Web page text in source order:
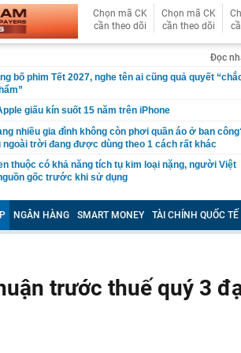
Chọn mã CK
cần theo dõi
Chọn mã CK
cần theo dõi
Đọc
bố phim Tết 2027, nghe tên ai cũng quả quyết
giấu kín suốt 15 năm trên iPhone
nhiều gia đình không còn phơi quần áo ở ban
ngoài trời đang được dùng theo 1 cách rất khác
thuộc có khả năng tích tụ kim loại nặng, người Việt
gốc trước khi sử dụng
Lịch đi học trở lại của học sinh 34 tỉnh, thành phố
hầu như món nào cũng có hành lá?
Crimea, phá hủy hệ thống phòng không 15 triệu
NGÂN HÀNG SMART MONEY TÀI CHÍNH QUỐC TẾ
trước thuế quý 3